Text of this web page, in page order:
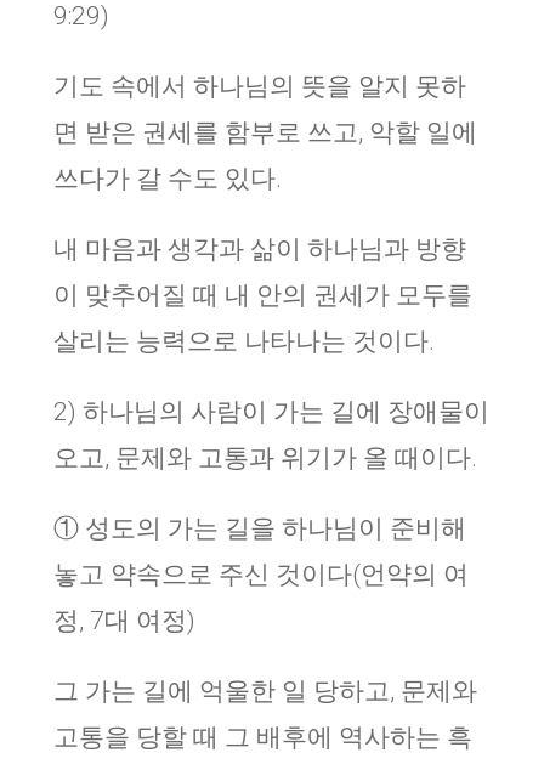
9:29)
기도 속에서 하나님의 뜻을 알지 못하
면 받은 권세를 함부로 쓰고, 악할 일에
쓰다가 갈 수도 있다.
내 마음과 생각과 삶이 하나님과 방향
이 맞추어질 때 내 안의 권세가 모두를
살리는 능력으로 나타나는 것이다.
2) 하나님의 사람이 가는 길에 장애물이
오고, 문제와 고통과 위기가 올 때이다.
① 성도의 가는 길을 하나님이 준비해
놓고 약속으로 주신 것이다(언약의 여
정, 7대 여정)
그 가는 길에 억울한 일 당하고, 문제와
고통을 당할 때 그 배후에 역사하는 흑